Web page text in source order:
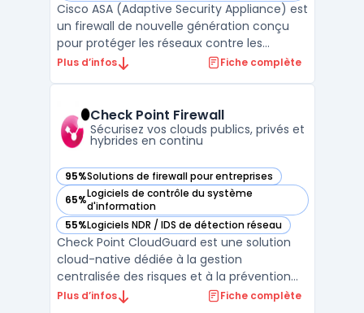
Cisco ASA (Adaptive Security Appliance) est
un firewall de nouvelle génération conçu
pour protéger les réseaux contre les
menaces en constante évolution. Il
protection contre les attaques
malveillantes et une fonction de gestion ...
Plus d’infos Fiche complète
Check Point Firewall
Sécurisez vos clouds publics, privés et
hybrides en continu
95%Solutions de firewall pour entreprises
— voir Check Point Firewall dans cette catégorie
65%Logiciels de contrôle du système
d'information
— voir Check Point Firewall dans cette catégorie
55%Logiciels NDR / IDS de détection réseau
— voir Check Point Firewall dans cette catégorie
Check Point CloudGuard est une solution
cloud-native dédiée à la gestion
centralisée des risques et à la prévention
des menaces pour les environnements
Plus d’infos Fiche complète